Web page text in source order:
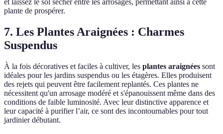
et laissez le sol sécher entre les arrosages, permettant ainsi à cette
plante de prospérer.
7. Les Plantes Araignées : Charmes
Suspendus
À la fois décoratives et faciles à cultiver, les plantes araignées sont
idéales pour les jardins suspendus ou les étagères. Elles produisent
des rejets qui peuvent être facilement replantés. Ces plantes ne
nécessitent qu'un arrosage modéré et s'épanouissent même dans des
conditions de faible luminosité. Avec leur distinctive apparence et
leur capacité à purifier l’air, ce sont des incontournables pour tout
jardinier débutant.